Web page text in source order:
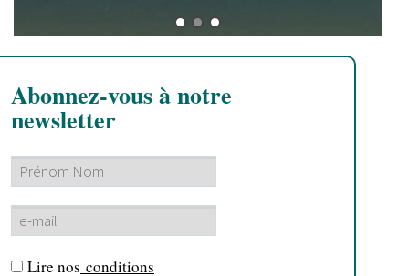
Abonnez-vous à notre
newsletter
Lire nos conditions